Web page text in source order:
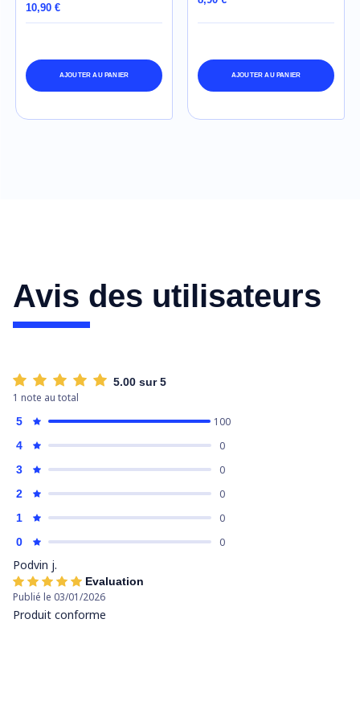
10,90 €
AJOUTER AU PANIER AJOUTER AU PANIER
Avis des utilisateurs
5.00 sur 5
1 note au total
5 100
4 0
3 0
2 0
1 0
0 0
Podvin j.
Evaluation
Publié le 03/01/2026
Produit conforme